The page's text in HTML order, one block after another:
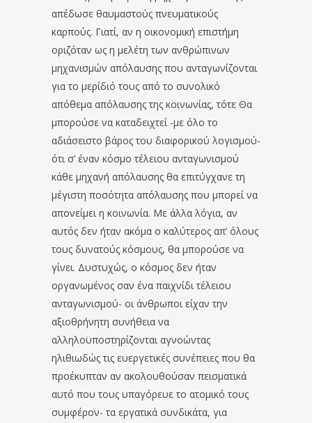
απέδωσε θαυμαστούς πνευματικούς
καρπούς. Γιατί, αν η οικονομική επιστήμη
οριζόταν ως η μελέτη των ανθρώπινων
μηχανισμών απόλαυσης που ανταγωνίζονται
για το μερίδιό τους από το συνολικό
απόθεμα απόλαυσης της κοινωνίας, τότε Θα
μπορούσε να καταδειχτεί -με όλο το
αδιάσειστο βάρος του διαφορικού λογισμού-
ότι σ’ έναν κόσμο τέλειου ανταγωνισμού
κάθε μηχανή απόλαυσης θα επιτύγχανε τη
μέγιστη ποσότητα απόλαυσης που μπορεί να
απονείμει η κοινωνία. Με άλλα λόγια, αν
αυτός δεν ήταν ακόμα ο καλύτερος απ’ όλους
τους δυνατούς κόσμους, θα μπορούσε να
γίνει. Δυστυχώς, ο κόσμος δεν ήταν
οργανωμένος σαν ένα παιχνίδι τέλειου
ανταγωνισμού- οι άνθρωποι είχαν την
αξιοθρήνητη συνήθεια να
αλληλοϋποστηρίζονται αγνοώντας
ηλιθιωδώς τις ευεργετικές συνέπειες που θα
προέκυπταν αν ακολουθούσαν πεισματικά
αυτό που τους υπαγόρευε το ατομικό τους
συμφέρον- τα εργατικά συνδικάτα, για